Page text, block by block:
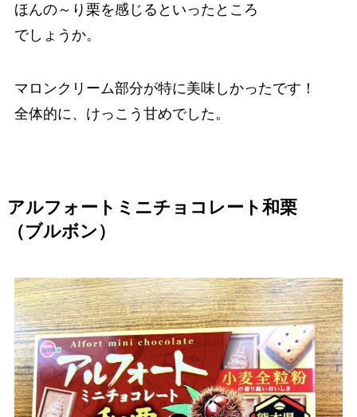
ほんの～り栗を感じるといったところ
でしょうか。
マロンクリーム部分が特に美味しかったです！
全体的に、けっこう甘めでした。
アルフォートミニチョコレート和栗
（ブルボン）